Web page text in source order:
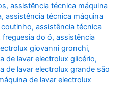
,assistência técnica máquina
,assistência técnica máquina
,assistência técnica
freguesia do ó,assistência
giovanni gronchi,
de lavar electrolux glicério,
de lavar electrolux grande são
de lavar electrolux